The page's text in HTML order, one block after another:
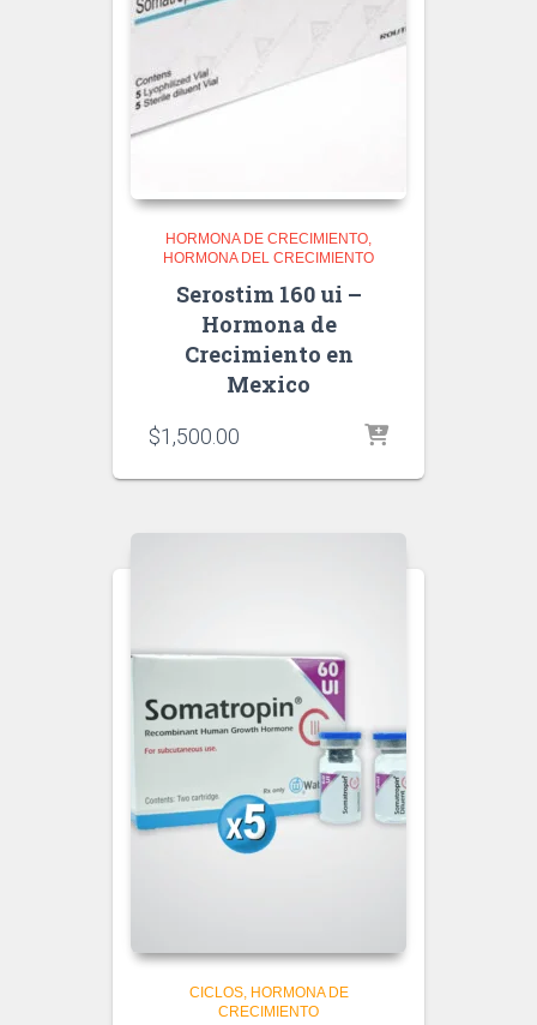
HORMONA DE CRECIMIENTO
HORMONA DEL CRECIMIENTO
Serostim 160 ui –
Hormona de
Crecimiento en
Mexico
$1,500.00
CICLOS
HORMONA DE
CRECIMIENTO